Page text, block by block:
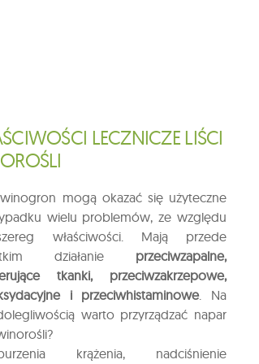
LECZNICZE LIŚCI
mogą okazać się użyteczne
wielu problemów, ze względu
właściwości. Mają przede
działanie przeciwzapalne,
tkanki, przeciwzakrzepowe,
i przeciwhistaminowe. Na
warto przyrządzać napar
krążenia, nadciśnienie